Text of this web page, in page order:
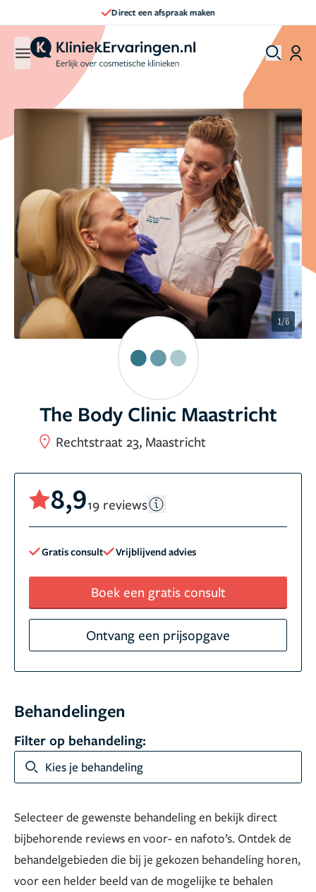
Direct een afspraak maken
1/6
The Body Clinic Maastricht
Rechtstraat 23, Maastricht
8,919 reviews
Gratis consult Vrijblijvend advies
Boek een gratis consult
Ontvang een prijsopgave
Behandelingen
Filter op behandeling:
Kies je behandeling
Selecteer de gewenste behandeling en bekijk direct
bijbehorende reviews en voor- en nafoto’s. Ontdek de
behandelgebieden die bij je gekozen behandeling horen,
voor een helder beeld van de mogelijke te behalen